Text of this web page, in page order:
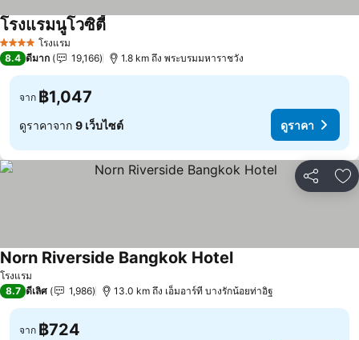
4 ดาว โรงแรม
โรงแรมนูโวซิตี้ดูราคา
8.4 ดีมาก 19,166 1.8 km ถึง พระบรมมหาราชวัง
จาก ฿1,047
ดูราคาจาก 9 เว็บไซต์ ดูราคา
แชร์ เ
โรงแรม
Norn Riverside Bangkok Hotelดูราคา
8.7 ดีเลิศ 1,986 13.0 km ถึง เอ็มอาร์ที บางรักน้อยท่าอิฐ
จาก ฿724